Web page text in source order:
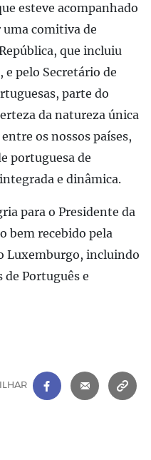
esteve acompanhado
comitiva de
que incluiu
pelo Secretário de
parte do
da natureza única
os nossos países,
portuguesa de
e dinâmica.
para o Presidente da
bem recebido pela
Luxemburgo, incluindo
de Português e
FACEBOOK